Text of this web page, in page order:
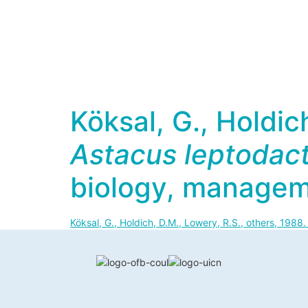
Köksal, G.,
Astacus
biology,
Köksal, G., Holdich, D.M., Lowery, R.S., others, 1988.